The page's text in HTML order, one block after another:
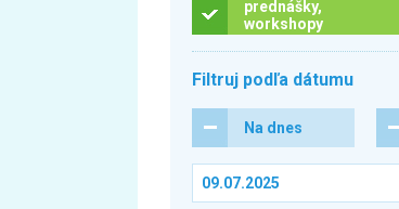
prednášky,
workshopy
Filtruj podľa dátumu
Na dnes